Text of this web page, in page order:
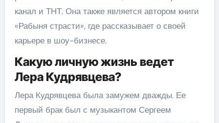
канал и ТНТ. Она также является автором книги
«Рабыня страсти», где рассказывает о своей
карьере в шоу-бизнесе.
Какую личную жизнь ведет
Лера Кудрявцева?
Лера Кудрявцева была замужем дважды. Ее
первый брак был с музыкантом Сергеем